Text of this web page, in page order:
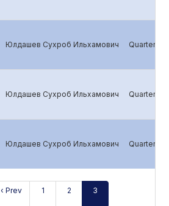
Юлдашев Сухроб Ильхамович Quarterly
Юлдашев Сухроб Ильхамович Quarterly
Юлдашев Сухроб Ильхамович Quarterly
‹ Prev 1 2 3